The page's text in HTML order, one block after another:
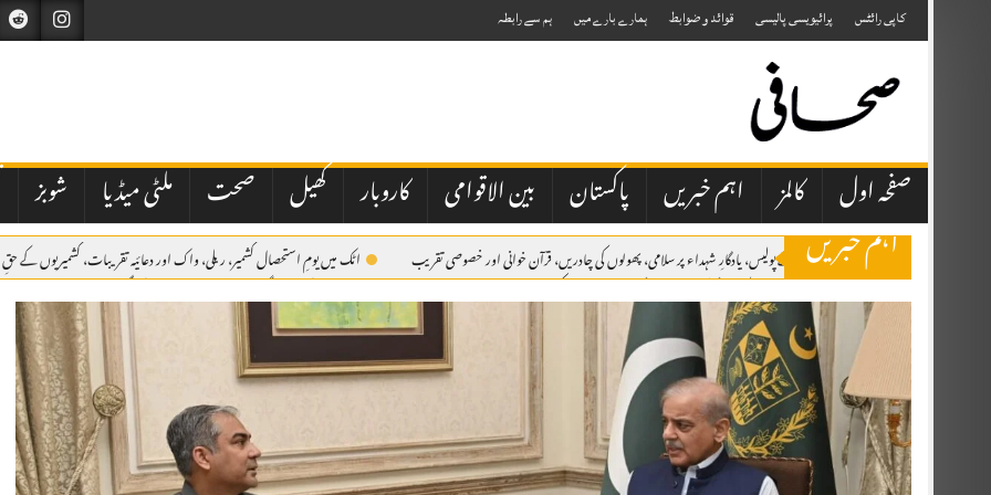
to
content
کاپی رائٹس پرائیویسی پالیسی قوائد و ضوابط ہمارے بارے میں ہم سے رابطہ
صفحہ اول کالمز اہم خبریں پاکستان بین الاقوامی کاروبار کھیل صحت ملٹی میڈیا شوبز
اہم خبریں
اٹک میں یومِ شہدائے پولیس، یادگارِ شہداء پر سلامی، پھولوں کی چادریں، قرآن خوانی اور خصوصی تقریب اٹک میں یومِ استحصال کشمیر، ریلی، واک اور دعائیہ تقریبات، کشمیریوں کے
برسلز: مسئلہ کشمیر کو عالمی سطح پر اجاگر کرتے رہیں گے، یومِ استحصال کشمیر کانفرنس میں مقررین کا عزم اے بی این کی مبینہ سگریٹ مافیا اسٹوری پر طلب کی گئی میٹنگ منسوخ